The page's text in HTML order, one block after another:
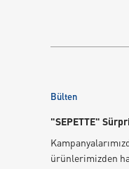
Bülten
"SEPETTE"
ürünlerimizden